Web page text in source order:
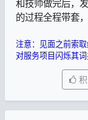
的过程全程带套
注意：见面之前索
对服务项目闪烁其